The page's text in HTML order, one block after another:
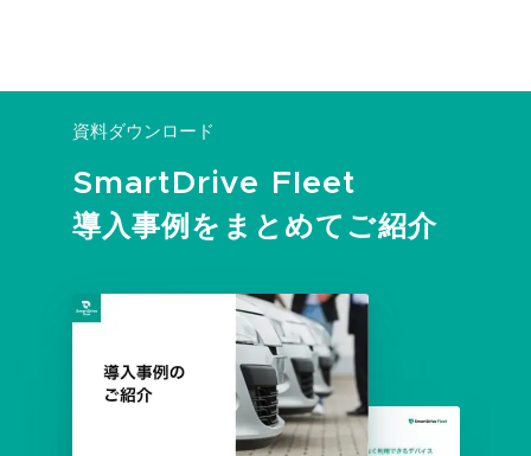
資料ダウンロード
SmartDrive Fleet
導入事例をまとめてご紹介